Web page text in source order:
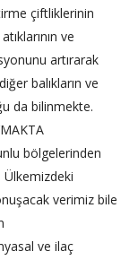
çiftliklerinin
ve
artırarak
balıkların ve
da bilinmekte.
bölgelerinden
Ülkemizdeki
verimiz bile
ve ilaç